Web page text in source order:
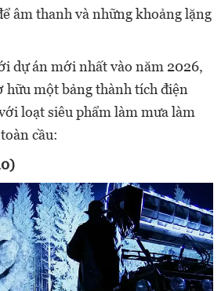
âm thanh và những khoảng lặng
dự án mới nhất vào năm 2026,
hữu một bảng thành tích điện
loạt siêu phẩm làm mưa làm
cầu: